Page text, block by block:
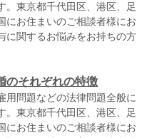
。東京都千代田区、港区、足
にお住まいのご相談者様にお
に関するお悩みをお持ちの方
のそれぞれの特徴
用問題などの法律問題全般に
。東京都千代田区、港区、足
にお住まいのご相談者様にお